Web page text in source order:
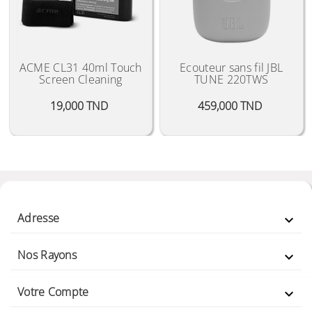
ACME CL31 40ml Touch
Screen Cleaning
19,000 TND
Ecouteur sans fil JBL
TUNE 220TWS
459,000 TND
Adresse 
Nos Rayons 
Votre Compte 